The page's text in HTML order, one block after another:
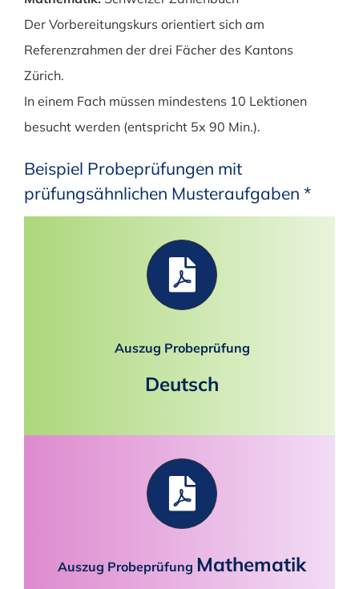
Der Vorbereitungskurs orientiert sich am
Referenzrahmen der drei Fächer des Kantons
Zürich.
In einem Fach müssen mindestens 10 Lektionen
besucht werden (entspricht 5x 90 Min.).
Beispiel Probeprüfungen mit
prüfungsähnlichen Musteraufgaben *
Auszug Probeprüfung
Deutsch
Auszug Probeprüfung Mathematik